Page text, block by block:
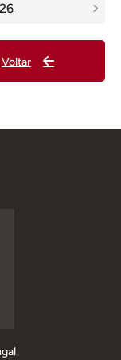
Voltar